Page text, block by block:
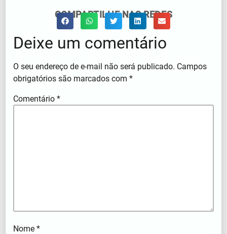
COMPARTILHE NAS REDES
Deixe um comentário
O seu endereço de e-mail não será publicado. Campos
obrigatórios são marcados com*
Comentário*
Nome*